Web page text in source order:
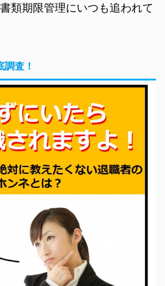
類期限管理にいつも追われて
査！